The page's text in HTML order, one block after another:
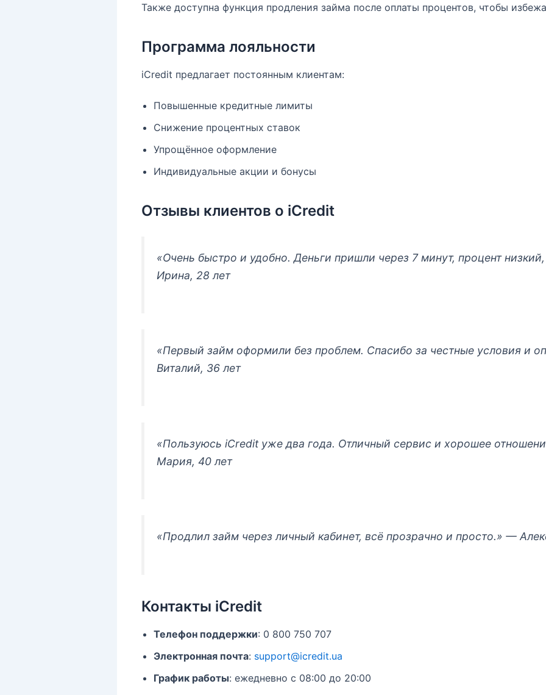
Также доступна функция продления займа после оплаты процентов, чтобы
Программа лояльности
iCredit предлагает постоянным клиентам:
Повышенные кредитные лимиты
Снижение процентных ставок
Упрощённое оформление
Индивидуальные акции и бонусы
Отзывы клиентов о iCredit
«Очень быстро и удобно. Деньги пришли через 7 минут, процент
Ирина, 28 лет
«Первый займ оформили без проблем. Спасибо за честные условия и
Виталий, 36 лет
«Пользуюсь iCredit уже два года. Отличный сервис и хорошее
Мария, 40 лет
«Продлил займ через личный кабинет, всё прозрачно и просто.» —
Контакты iCredit
Телефон поддержки: 0 800 750 707
Электронная почта: support@icredit.ua
График работы: ежедневно с 08:00 до 20:00